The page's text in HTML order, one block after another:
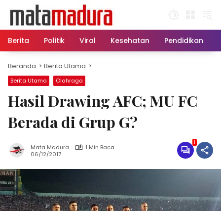
konten
Berita
Politik Viral Kesehatan Pendidikan
Beranda Berita Utama
Berita Utama Olahraga
Hasil Drawing AFC; MU FC
Berada di Grup G?
Mata Madura
1 Min Baca
06/12/2017
1